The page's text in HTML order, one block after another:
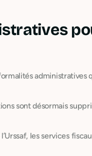
administratives
sont désormais
les services